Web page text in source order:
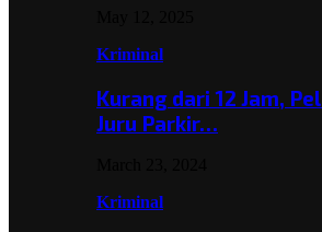
Kriminal
Kurang dari 12 Jam,
Juru Parkir…
Kriminal